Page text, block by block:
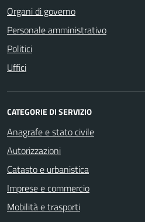
Organi di governo
Personale amministrativo
Politici
Uffici
CATEGORIE DI SERVIZIO
Anagrafe e stato civile
Autorizzazioni
Catasto e urbanistica
Imprese e commercio
Mobilità e trasporti